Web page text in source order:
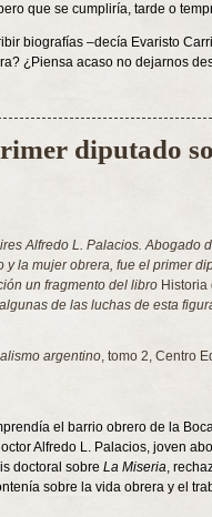
que se cumpliría, tarde o
biografías –decía Evaristo
¿Piensa acaso no dejarnos
diputado
Alfredo L. Palacios. Abogado
la mujer obrera, fue el primer
un fragmento del libro
de las luchas de esta
argentino, tomo 2, Centro
el barrio obrero de la
Alfredo L. Palacios, joven
doctoral sobre La Miseria,
sobre la vida obrera y el